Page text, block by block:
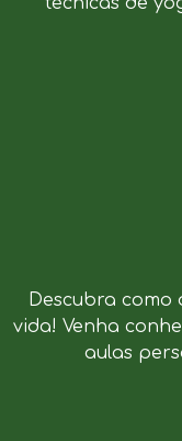
Descubra
vida! Venha
aulas